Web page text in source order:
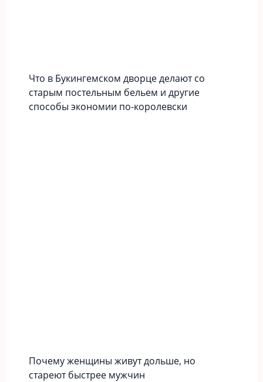
Что в Букингемском дворце делают со
старым постельным бельем и другие
способы экономии по-королевски
Почему женщины живут дольше, но
стареют быстрее мужчин